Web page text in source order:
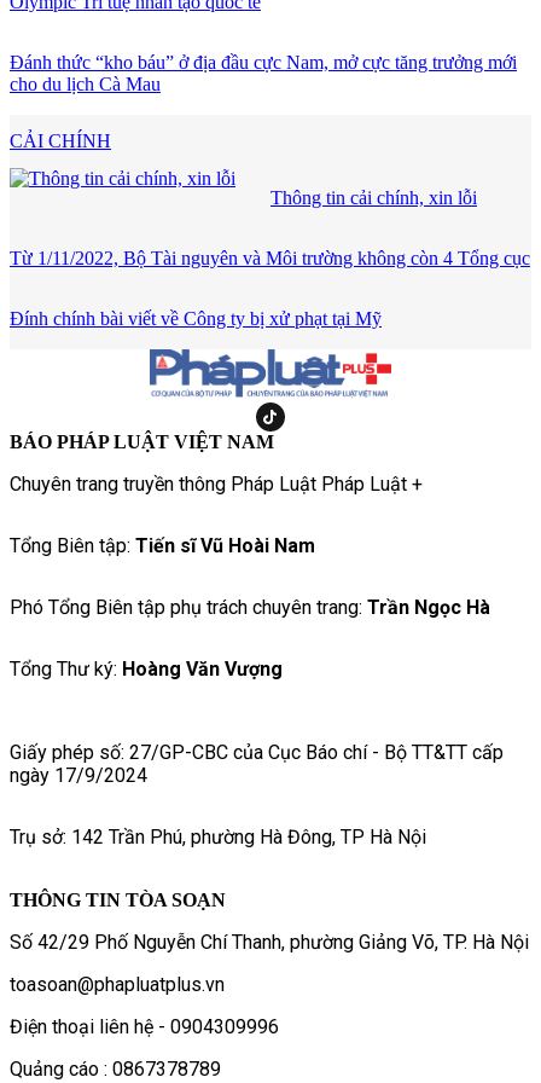
Đánh thức “kho báu” ở địa đầu cực Nam, mở cực tăng trưởng mới
cho du lịch Cà Mau
CẢI CHÍNH
Thông tin cải chính, xin lỗi
Từ 1/11/2022, Bộ Tài nguyên và Môi trường không còn 4 Tổng cục
Đính chính bài viết về Công ty bị xử phạt tại Mỹ
BÁO PHÁP LUẬT VIỆT NAM
Chuyên trang truyền thông Pháp Luật Pháp Luật +
Tổng Biên tập: Tiến sĩ Vũ Hoài Nam
Phó Tổng Biên tập phụ trách chuyên trang: Trần Ngọc Hà
Tổng Thư ký: Hoàng Văn Vượng
Giấy phép số: 27/GP-CBC của Cục Báo chí - Bộ TT&TT cấp
ngày 17/9/2024
Trụ sở: 142 Trần Phú, phường Hà Đông, TP Hà Nội
THÔNG TIN TÒA SOẠN
Số 42/29 Phố Nguyễn Chí Thanh, phường Giảng Võ, TP. Hà Nội
toasoan@phapluatplus.vn
Điện thoại liên hệ - 0904309996
Quảng cáo : 0867378789